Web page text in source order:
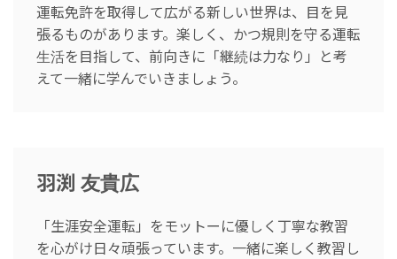
運転免許を取得して広がる新しい世界は、目を見
張るものがあります。楽しく、かつ規則を守る運転
生活を目指して、前向きに「継続は力なり」と考
えて一緒に学んでいきましょう。
羽渕 友貴広
「生涯安全運転」をモットーに優しく丁寧な教習
を心がけ日々頑張っています。一緒に楽しく教習し